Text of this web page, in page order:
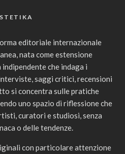
editoriale internazionale
nata come estensione
indipendente che indaga i
saggi critici, recensioni
si concentra sulle pratiche
uno spazio di riflessione che
curatori e studiosi, senza
o delle tendenze.
con particolare attenzione